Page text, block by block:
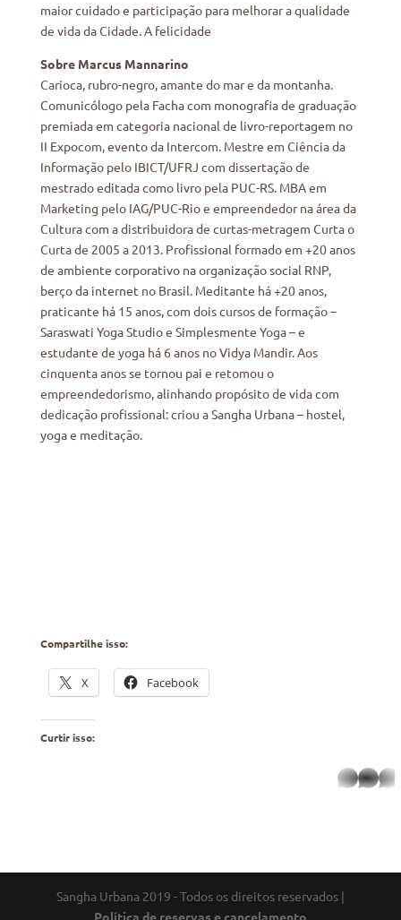
maior cuidado e participação para melhorar a qualidade
de vida da Cidade. A felicidade
Sobre Marcus Mannarino
Carioca, rubro-negro, amante do mar e da montanha.
Comunicólogo pela Facha com monografia de graduação
premiada em categoria nacional de livro-reportagem no
II Expocom, evento da Intercom. Mestre em Ciência da
Informação pelo IBICT/UFRJ com dissertação de
mestrado editada como livro pela PUC-RS. MBA em
Marketing pelo IAG/PUC-Rio e empreendedor na área da
Cultura com a distribuidora de curtas-metragem Curta o
Curta de 2005 a 2013. Profissional formado em +20 anos
de ambiente corporativo na organização social RNP,
berço da internet no Brasil. Meditante há +20 anos,
praticante há 15 anos, com dois cursos de formação –
Saraswati Yoga Studio e Simplesmente Yoga – e
estudante de yoga há 6 anos no Vidya Mandir. Aos
cinquenta anos se tornou pai e retomou o
empreendedorismo, alinhando propósito de vida com
dedicação profissional: criou a Sangha Urbana – hostel,
yoga e meditação.
Compartilhe isso:
X Facebook
Curtir isso:
Sangha Urbana 2019 - Todos os direitos reservados|
Política de reservas e cancelamento
whatsapp